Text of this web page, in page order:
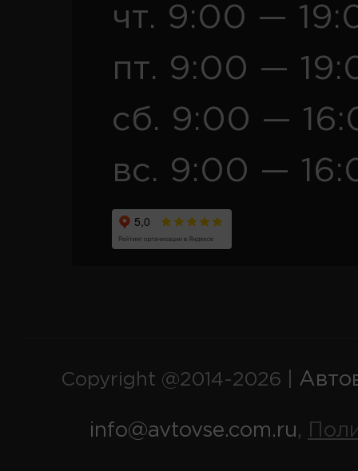
чт. 9:00 —
пт. 9:00 —
сб. 9:00 —
вс. 9:00 —
Copyright @2014-2026 |
info@avtovse.com.ru,